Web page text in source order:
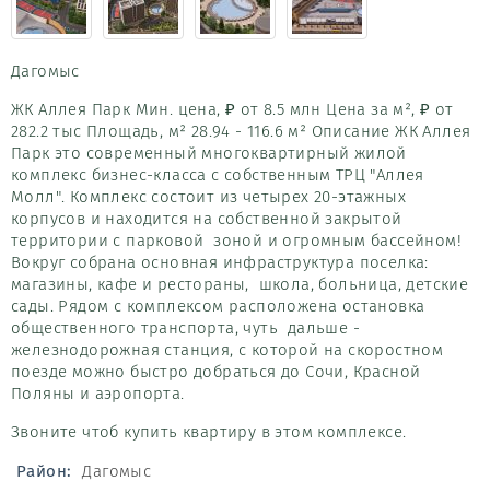
Дагомыс
ЖК Аллея Парк Мин. цена, ₽ от 8.5 млн Цена за м², ₽ от
282.2 тыс Площадь, м² 28.94 - 116.6 м² Описание ЖК Аллея
Парк это современный многоквартирный жилой
комплекс бизнес-класса с собственным ТРЦ "Аллея
Молл". Комплекс состоит из четырех 20-этажных
корпусов и находится на собственной закрытой
территории с парковой зоной и огромным бассейном!
Вокруг собрана основная инфраструктура поселка:
магазины, кафе и рестораны, школа, больница, детские
сады. Рядом с комплексом расположена остановка
общественного транспорта, чуть дальше -
железнодорожная станция, с которой на скоростном
поезде можно быстро добраться до Сочи, Красной
Поляны и аэропорта.
Звоните чтоб купить квартиру в этом комплексе.
Район: Дагомыс